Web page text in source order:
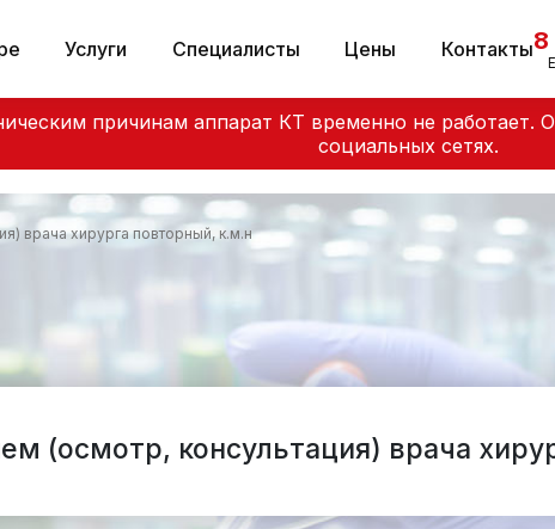
причинам аппарат КТ временно не
социальных сетях.
Услуги Специалисты Цены Контакты
врача хирурга повторный, к.м.н
(осмотр, консультация) врача